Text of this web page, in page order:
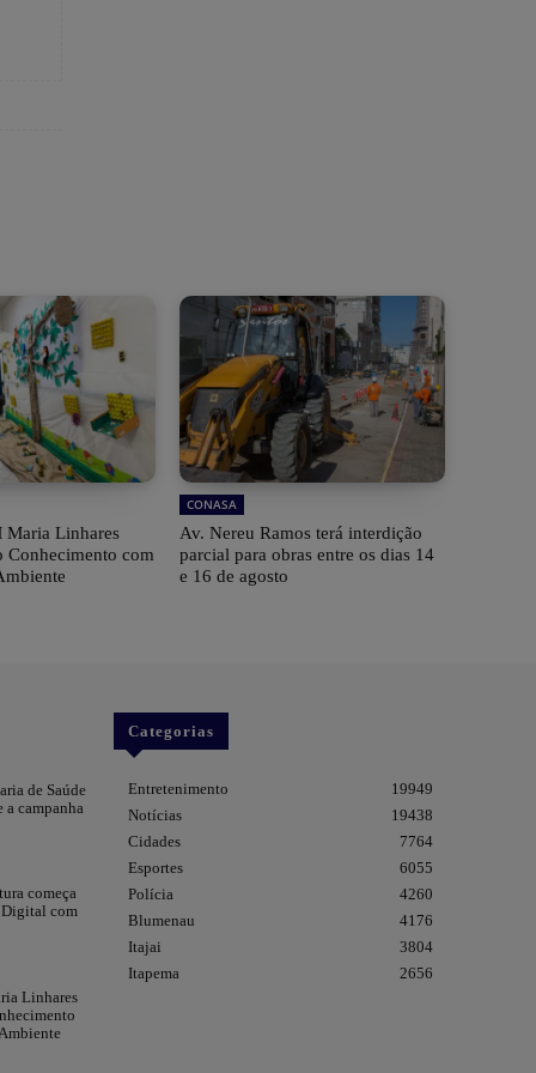
Maria Linhares
Conhecimento com
CONASA
Av. Nereu Ramos terá interdição
parcial para obras entre os dias 14
e 16 de agosto
de Saúde
a campanha
começa
com
Linhares
Categorias
Entretenimento
19949
Notícias
19438
Cidades
7764
Esportes
6055
Polícia
4260
Blumenau
4176
Itajai
3804
Itapema
2656